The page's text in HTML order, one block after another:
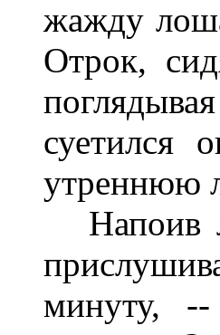
жажду
Отрок,
суетился
утреннюю
Напоив
минуту,